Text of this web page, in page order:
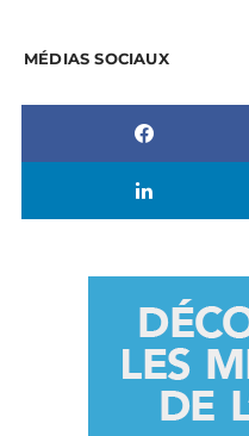
MÉDIAS SOCIAUX